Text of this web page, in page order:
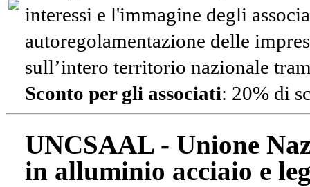
interessi e l'immagine degli
autoregolamentazione delle
sull’intero territorio nazionale
Sconto per gli associati: 20% di
UNCSAAL - Unione
in alluminio acciaio e